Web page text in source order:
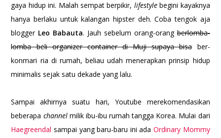
gaya hidup ini. Malah sempat berpikir, lifestylebegini kayaknya
hanya berlaku untuk kalangan hipster deh. Coba tengok aja
blogger Leo Babauta. Jauh sebelum orang-orangberlomba-
lomba beli organizer container di Muji supaya bisaber-
konmari ria di rumah, beliau udah menerapkan prinsip hidup
minimalis sejak satu dekade yang lalu.
Sampai akhirnya suatu hari, Youtube merekomendasikan
beberapa channel milik ibu-ibu rumah tangga Korea. Mulai dari
Haegreendal sampai yang baru-baru ini ada Ordinary Mommy